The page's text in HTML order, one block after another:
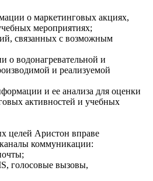
о маркетинговых акциях,
мероприятиях;
связанных с возможным
о водонагревательной и
и реализуемой
и ее анализа для оценки
активностей и учебных
целей Аристон вправе
коммуникации:
голосовые вызовы,